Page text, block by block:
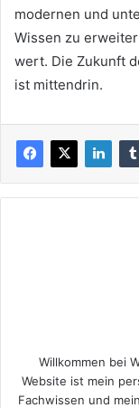
modernen und
Wissen zu
wert. Die Zukunft
ist mittendrin.
Willkommen bei
Website ist mein
Fachwissen und